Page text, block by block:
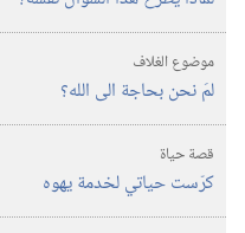
بحاجة
الى
موضوع الغلاف
لمَ نحن بحاجة الى الله؟‏
قصة حياة
كرّست حياتي لخدمة يهوه